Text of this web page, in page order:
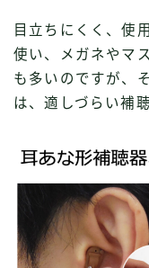
目立ちにくく、使
使い、メガネやマ
も多いのですが、
は、適しづらい補